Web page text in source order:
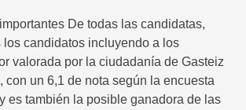
De todas las candidatas,
los candidatos incluyendo a los
valorada por la ciudadanía de Gasteiz
con un 6,1 de nota según la encuesta
es también la posible ganadora de las